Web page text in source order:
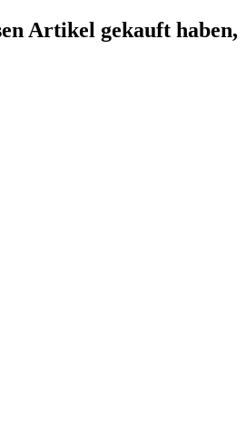
Artikel gekauft haben,